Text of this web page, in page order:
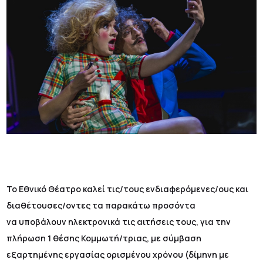
Το Εθνικό Θέατρο καλεί τις/τους ενδιαφερόμενες/ους και
διαθέτουσες/οντες τα παρακάτω προσόντα
να υποβάλουν ηλεκτρονικά τις αιτήσεις τους, για την
πλήρωση 1 θέσης Κομμωτή/τριας, με σύμβαση
εξαρτημένης εργασίας ορισμένου χρόνου (δίμηνη με